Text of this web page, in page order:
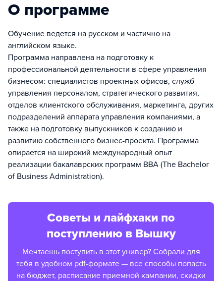
О программе
Обучение ведется на русском и частично на
английском языке.
Программа направлена на подготовку к
профессиональной деятельности в сфере управления
бизнесом: специалистов проектных офисов, служб
управления персоналом, стратегического развития,
отделов клиентского обслуживания, маркетинга, других
подразделений аппарата управления компаниями, а
также на подготовку выпускников к созданию и
развитию собственного бизнес-проекта. Программа
опирается на широкий международный опыт
реализации бакалаврских программ BBA (The Bachelor
of Business Administration).
Советы и лайфхаки по
поступлению в Вышку
Мечтаешь поступить в этот универ? Собрали для
тебя в удобном pdf-формате — все способы попасть
на бюджет, расписание приемной кампании, скидки